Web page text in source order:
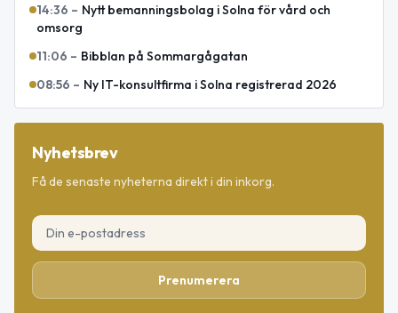
14:36 – Nytt bemanningsbolag i Solna för vård och
omsorg
11:06 – Bibblan på Sommargågatan
08:56 – Ny IT-konsultfirma i Solna registrerad 2026
Nyhetsbrev
Få de senaste nyheterna direkt i din inkorg.
Prenumerera